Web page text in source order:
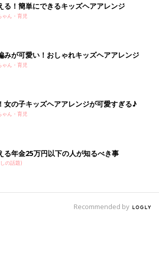
る！簡単にできるキッズヘアアレンジ
ゃん・育児
みが可愛い！おしゃれキッズヘアアレンジ
ゃん・育児
女の子キッズヘアアレンジが可愛すぎる♪
ゃん・育児
る年金25万円以下の人が知るべき事
の話題)
Recommended by